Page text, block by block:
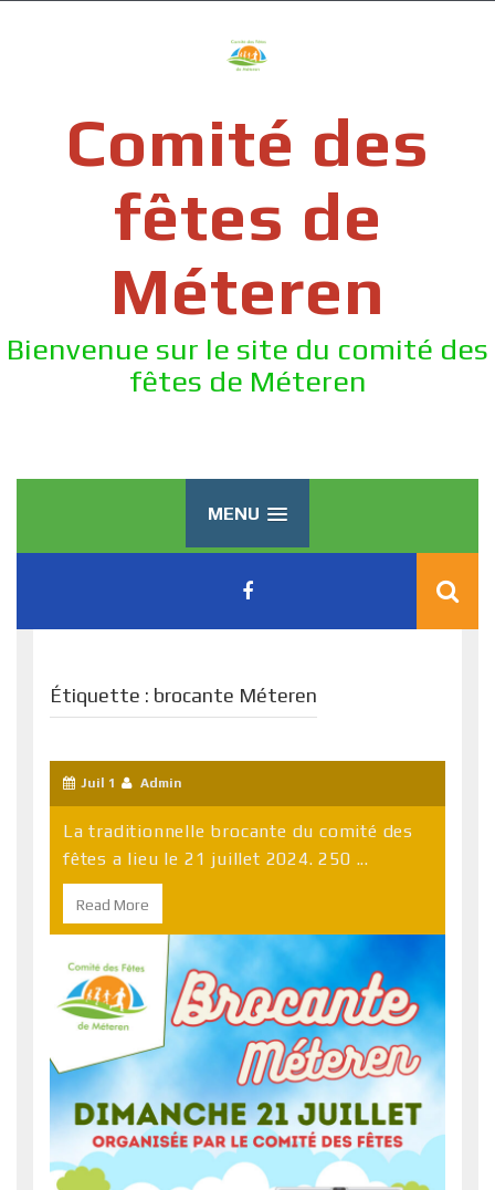
Comité des
fêtes de
Méteren
Bienvenue sur le site du comité des
fêtes de Méteren
MENU
Étiquette : brocante Méteren
Juil 1 Admin
La traditionnelle brocante du comité des
fêtes a lieu le 21 juillet 2024. 250 ...
Read More